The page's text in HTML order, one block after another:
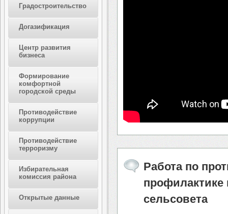
Градостроительство
Догазификация
Центр развития
бизнеса
Формирование
комфортной
городской среды
Противодействие
коррупции
Противодействие
терроризму
Избирательная
комиссия района
Открытые данные
Работа по
профилактике
сельсовета